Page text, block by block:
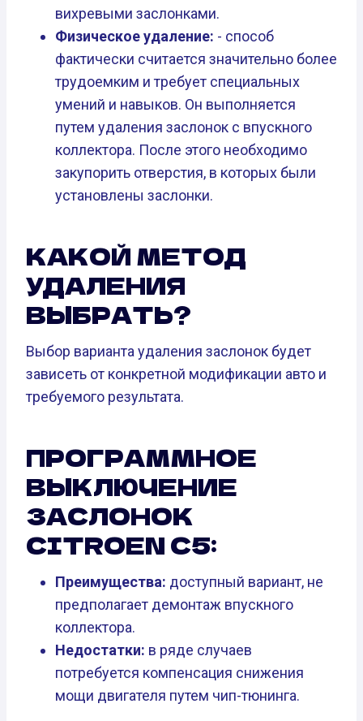
вихревыми заслонками.
Физическое удаление: - способ
фактически считается значительно более
трудоемким и требует специальных
умений и навыков. Он выполняется
путем удаления заслонок с впускного
коллектора. После этого необходимо
закупорить отверстия, в которых были
установлены заслонки.
КАКОЙ МЕТОД
УДАЛЕНИЯ
ВЫБРАТЬ?
Выбор варианта удаления заслонок будет
зависеть от конкретной модификации авто и
требуемого результата.
ПРОГРАММНОЕ
ВЫКЛЮЧЕНИЕ
ЗАСЛОНОК
CITROEN C5:
Преимущества: доступный вариант, не
предполагает демонтаж впускного
коллектора.
Недостатки: в ряде случаев
потребуется компенсация снижения
мощи двигателя путем чип-тюнинга.